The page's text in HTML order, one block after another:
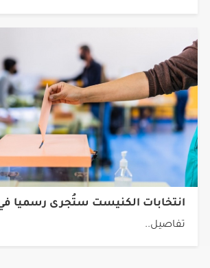
انتخابات الكنيست ستُجرى رسميا في 27
تفاصيل..